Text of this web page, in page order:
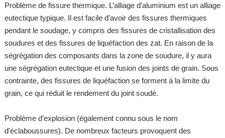
Problème de fissure thermique. L’alliage d’aluminium est un alliage
eutectique typique. Il est facile d’avoir des fissures thermiques
pendant le soudage, y compris des fissures de cristallisation des
soudures et des fissures de liquéfaction des zat. En raison de la
ségrégation des composants dans la zone de soudure, il y aura
une ségrégation eutectique et une fusion des joints de grain. Sous
contrainte, des fissures de liquéfaction se forment à la limite du
grain, ce qui réduit le rendement du joint soudé.
Problème d’explosion (également connu sous le nom
d’éclaboussures). De nombreux facteurs provoquent des